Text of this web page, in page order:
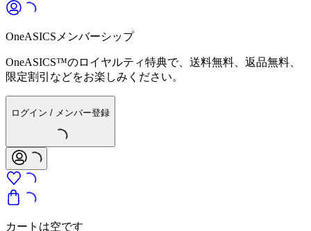
OneASICSメンバーシップ
OneASICS™のロイヤルティ特典で、送料無料、返品無料、
限定割引などをお楽しみください。
ログイン / メンバー登録
カートは空です